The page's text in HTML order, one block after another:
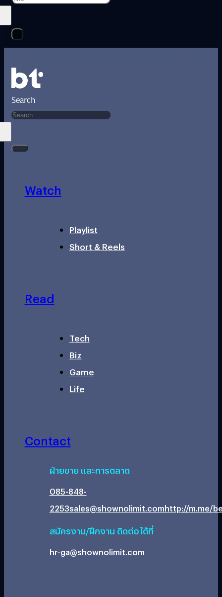
Search
Watch
Playlist
Short & Reels
Read
Tech
Biz
Game
Life
Contact
ฝ่ายขาย และการตลาด
085-848-
2253sales@shownolimit.comhttp://m.me/
สมัครงาน/ฝึกงาน ติดต่อได้ที่
hr-ga@shownolimit.com